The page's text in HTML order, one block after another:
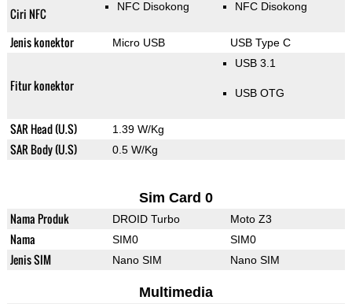
Ciri NFC NFC Disokong NFC Disokong
Jenis konektor Micro USB USB Type C
Fitur konektor
USB 3.1
USB OTG
SAR Head (U.S) 1.39 W/Kg
SAR Body (U.S) 0.5 W/Kg
Sim Card 0
Nama Produk DROID Turbo Moto Z3
Nama SIM0 SIM0
Jenis SIM Nano SIM Nano SIM
Multimedia